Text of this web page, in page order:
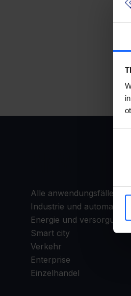
Alle anwendungsfälle
Industrie und
Energie und versorgung
Smart city
Verkehr
Enterprise
Einzelhandel